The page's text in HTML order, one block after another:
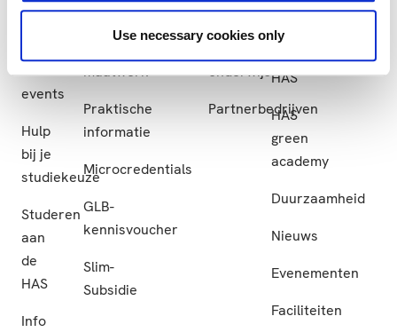
Use necessary cookies only
Hbo-
Studiekeuze-
events
Hulp
bij je
studiekeuze
Studeren
aan
de
HAS
Info
Incompany
maatwerk
Praktische
informatie
Microcredentials
GLB-
kennisvoucher
Slim-
Subsidie
Projecten
Samenwerken
onderwijs
Partnerbedrijven
academy
Meer
HAS
HAS
green
academy
Duurzaamheid
Nieuws
Evenementen
Faciliteiten